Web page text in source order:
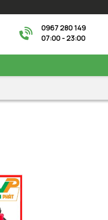
0967 280 149
07:00 - 23:00